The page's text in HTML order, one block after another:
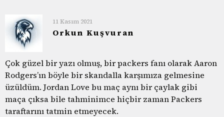
11 Kasım 2021
Orkun Kuşvuran
Çok güzel bir yazı olmuş, bir packers fanı olarak Aaron
Rodgers’ın böyle bir skandalla karşımıza gelmesine
üzüldüm. Jordan Love bu maç aynı bir çaylak gibi
maça çıksa bile tahminimce hiçbir zaman Packers
taraftarını tatmin etmeyecek.